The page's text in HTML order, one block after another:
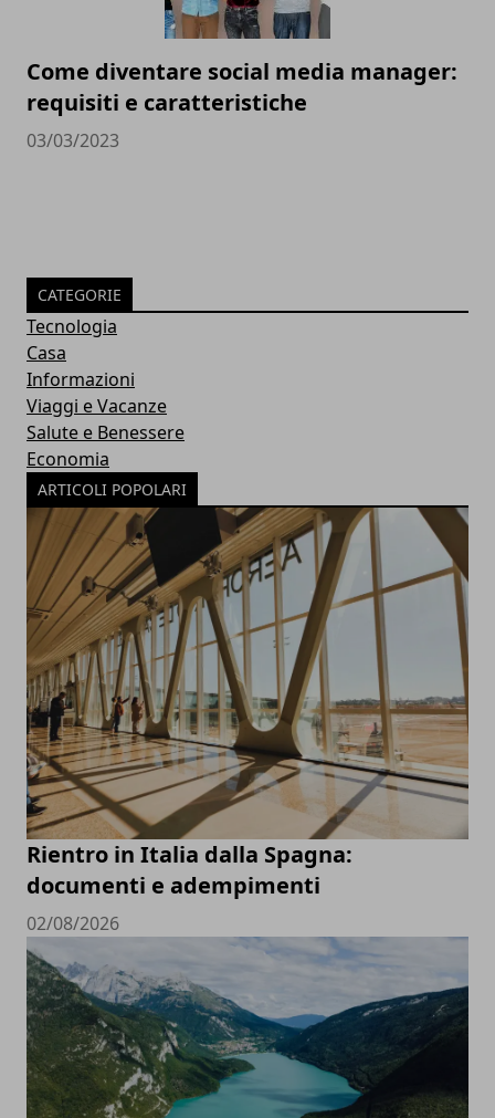
Come diventare social media manager:
requisiti e caratteristiche
03/03/2023
CATEGORIE
Tecnologia
Casa
Informazioni
Viaggi e Vacanze
Salute e Benessere
Economia
ARTICOLI POPOLARI
Rientro in Italia dalla Spagna:
documenti e adempimenti
02/08/2026